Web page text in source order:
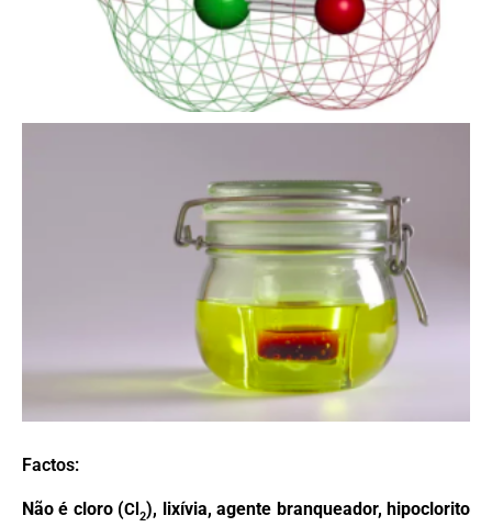
Factos:
Não é cloro (Cl2), lixívia, agente branqueador, hipoclorito